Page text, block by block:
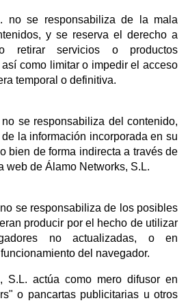
no se responsabiliza de la mala
y se reserva el derecho a
retirar servicios o productos
como limitar o impedir el acceso
temporal o definitiva.
se responsabiliza del contenido,
la información incorporada en su
bien de forma indirecta a través de
web de Álamo Networks, S.L.
se responsabiliza de los posibles
producir por el hecho de utilizar
no actualizadas, o en
del navegador.
S.L. actúa como mero difusor en
o pancartas publicitarias u otros